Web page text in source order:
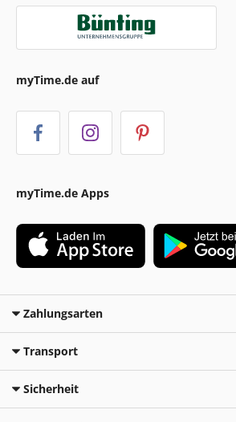
myTime.de auf
myTime.de Apps
Zahlungsarten
Transport
Sicherheit